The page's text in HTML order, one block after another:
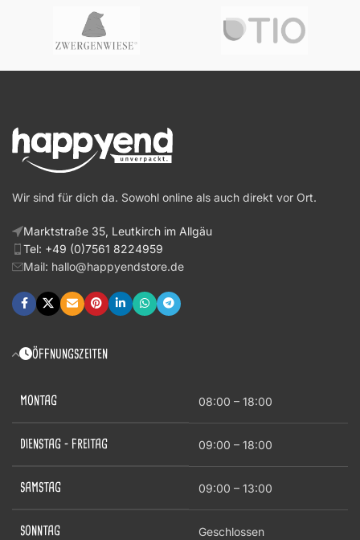
Wir sind für dich da. Sowohl online als auch direkt vor Ort.
Marktstraße 35, Leutkirch im Allgäu
Tel: +49 (0)7561 8224959
Mail: hallo@happyendstore.de
ÖFFNUNGSZEITEN
MONTAG 08:00 – 18:00
DIENSTAG – FREITAG 09:00 – 18:00
SAMSTAG 09:00 – 13:00
SONNTAG Geschlossen